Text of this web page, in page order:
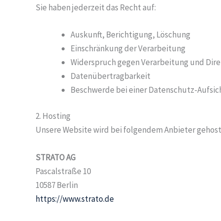
Sie haben jederzeit das Recht auf:
Auskunft, Berichtigung, Löschung
Einschränkung der Verarbeitung
Widerspruch gegen Verarbeitung und
Datenübertragbarkeit
Beschwerde bei einer Datenschutz-
2. Hosting
Unsere Website wird bei folgendem Anbieter
STRATO AG
Pascalstraße 10
10587 Berlin
https://www.strato.de